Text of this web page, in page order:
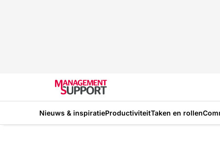
Nieuws & inspiratieProductiviteitTaken en rollen